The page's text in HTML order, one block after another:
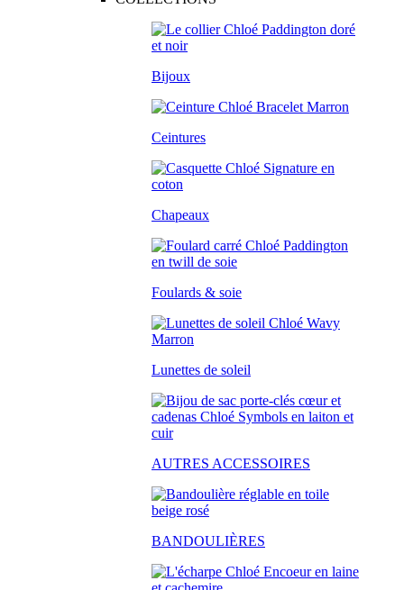
Bijoux
Ceintures
Chapeaux
Foulards & soie
Lunettes de soleil
AUTRES ACCESSOIRES
BANDOULIÈRES